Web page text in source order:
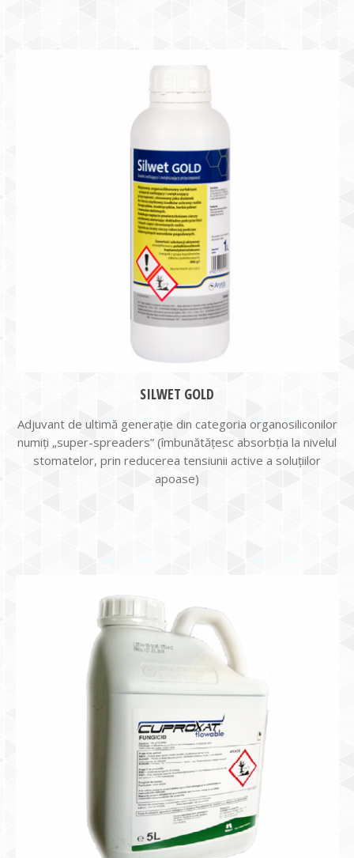
SILWET GOLD
Adjuvant de ultimă generație din categoria organosiliconilor
numiți „super-spreaders” (îmbunătățesc absorbția la nivelul
stomatelor, prin reducerea tensiunii active a soluțiilor
apoase)